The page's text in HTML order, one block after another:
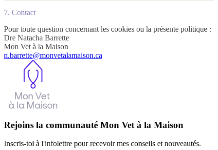
7. Contact
Pour toute question concernant les cookies ou la présente politique :
Dre Natacha Barrette
Mon Vet à la Maison
n.barrette@monvetalamaison.ca
Rejoins la communauté Mon Vet à la Maison
Inscris-toi à l'infolettre pour recevoir mes conseils et nouveautés.